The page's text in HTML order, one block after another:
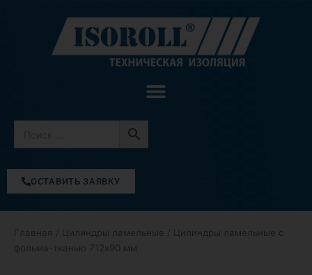
содержимому
ОСТАВИТЬ ЗАЯВКУ
Главная Цилиндры ламельные / Цилиндры ламельные с
фольма-тканью 712х90 мм